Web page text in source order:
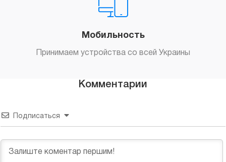
Мобильность
Принимаем устройства со всей Украины
Комментарии
Подписаться